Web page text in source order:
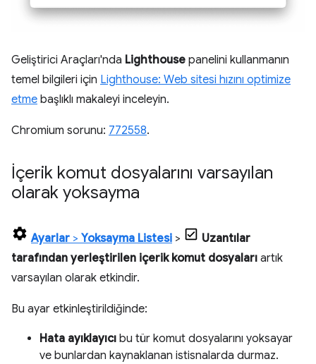
Geliştirici Araçları'nda Lighthouse panelini kullanmanın
temel bilgileri için Lighthouse: Web sitesi hızını optimize
etme başlıklı makaleyi inceleyin.
Chromium sorunu: 772558.
İçerik komut dosyalarını varsayılan
olarak yoksayma
Ayarlar > Yoksayma Listesi >
Uzantılar
tarafından yerleştirilen içerik komut dosyaları artık
varsayılan olarak etkindir.
Bu ayar etkinleştirildiğinde:
Hata ayıklayıcı bu tür komut dosyalarını yoksayar
ve bunlardan kaynaklanan istisnalarda durmaz.